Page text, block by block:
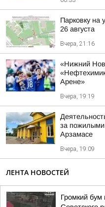
Парковку на
26 августа
Вчера, 21:16
«Нижний
Арене»
Вчера, 19:19
за
Арзамасе
Вчера, 19:09
ЛЕНТА НОВОСТЕЙ
Громкий бум